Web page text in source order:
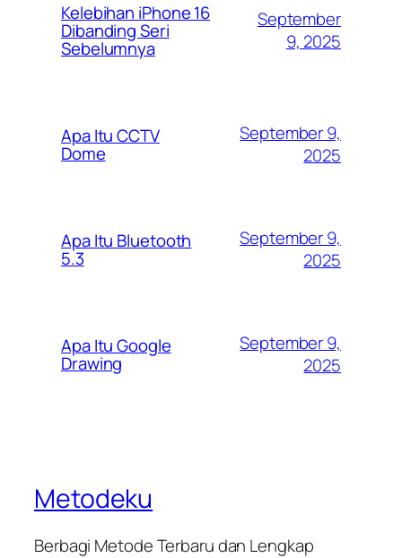
Kelebihan iPhone 16
Dibanding Seri
Sebelumnya
September
9, 2025
Apa Itu CCTV
Dome
September 9,
2025
Apa Itu Bluetooth
5.3
September 9,
2025
Apa Itu Google
Drawing
September 9,
2025
Metodeku
Berbagi Metode Terbaru dan Lengkap